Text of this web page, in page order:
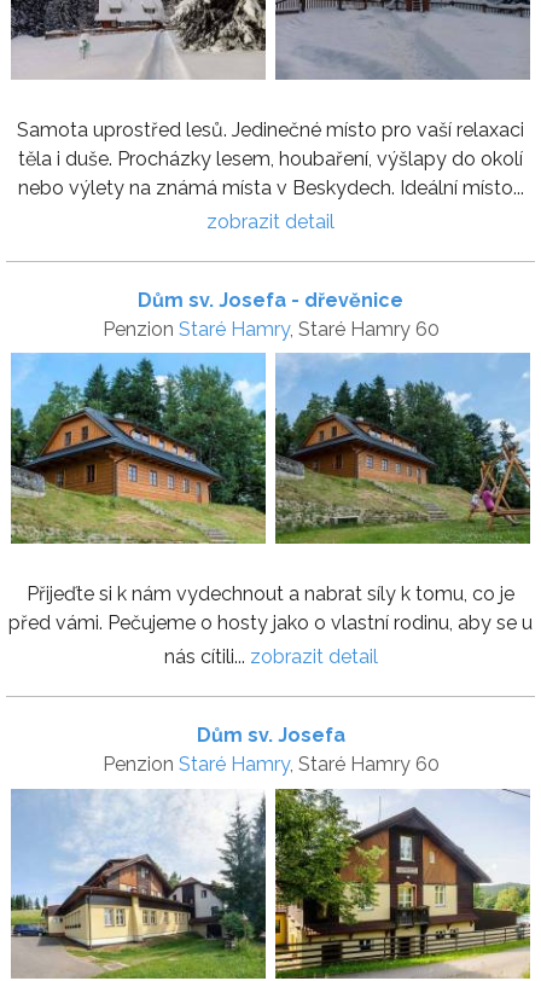
Samota uprostřed lesů. Jedinečné místo pro vaší relaxaci
těla i duše. Procházky lesem, houbaření, výšlapy do okolí
nebo výlety na známá místa v Beskydech. Ideální místo...
zobrazit detail
Dům sv. Josefa - dřevěnice
Penzion Staré Hamry, Staré Hamry 60
Přijeďte si k nám vydechnout a nabrat síly k tomu, co je
před vámi. Pečujeme o hosty jako o vlastní rodinu, aby se u
nás cítili... zobrazit detail
Dům sv. Josefa
Penzion Staré Hamry, Staré Hamry 60